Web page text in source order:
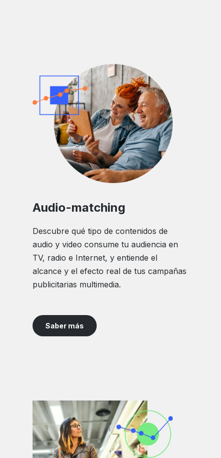
Audio-matching
Descubre qué tipo de contenidos de
audio y video consume tu audiencia en
TV, radio e Internet, y entiende el
alcance y el efecto real de tus campañas
publicitarias multimedia.
Saber más